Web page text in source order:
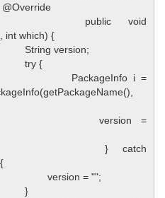
@Override
public void
int which) {
String version;
try {
PackageInfo i =
version =
} catch
version = "";
}